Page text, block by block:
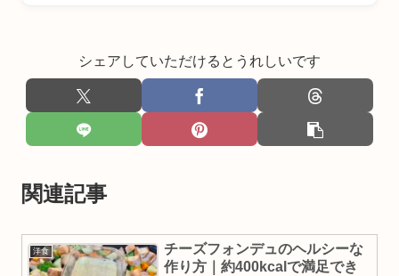
シェアしていただけるとうれしいです
関連記事
洋食
チーズフォンデュのヘルシーな
作り方｜約400kcalで満足でき